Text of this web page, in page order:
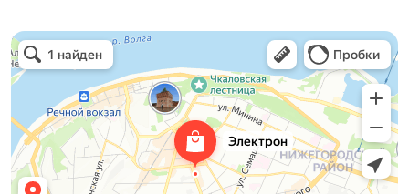
Электрон
Светильники в Нижнем Новгороде
Электротехническая продукция в Нижнем Новгороде